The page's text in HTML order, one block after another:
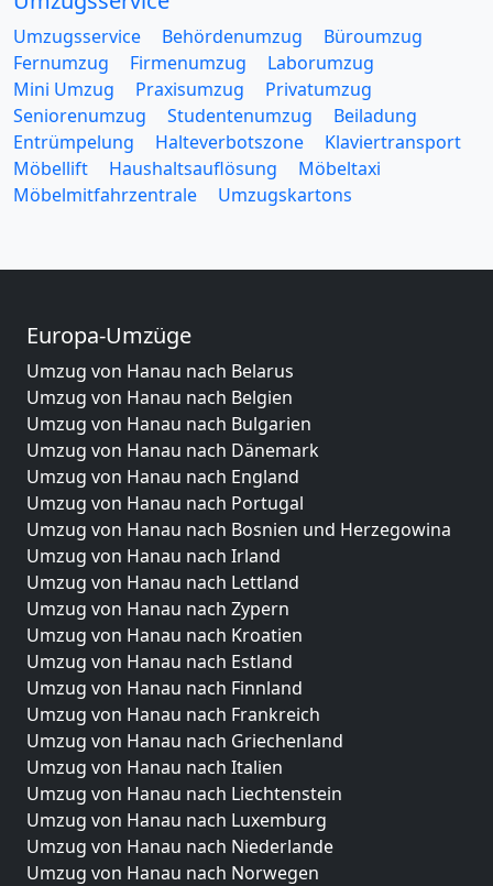
Umzugsservice Behördenumzug
Büroumzug
Fernumzug
Firmenumzug
Laborumzug
Mini Umzug
Praxisumzug
Privatumzug
Seniorenumzug
Studentenumzug
Beiladung
Entrümpelung
Halteverbotszone
Klaviertransport
Möbellift
Haushaltsauflösung
Möbeltaxi
Möbelmitfahrzentrale
Umzugskartons
Europa-Umzüge
Umzug von Hanau nach Belarus
Umzug von Hanau nach Belgien
Umzug von Hanau nach Bulgarien
Umzug von Hanau nach Dänemark
Umzug von Hanau nach England
Umzug von Hanau nach Portugal
Umzug von Hanau nach Bosnien und Herzegowina
Umzug von Hanau nach Irland
Umzug von Hanau nach Lettland
Umzug von Hanau nach Zypern
Umzug von Hanau nach Kroatien
Umzug von Hanau nach Estland
Umzug von Hanau nach Finnland
Umzug von Hanau nach Frankreich
Umzug von Hanau nach Griechenland
Umzug von Hanau nach Italien
Umzug von Hanau nach Liechtenstein
Umzug von Hanau nach Luxemburg
Umzug von Hanau nach Niederlande
Umzug von Hanau nach Norwegen